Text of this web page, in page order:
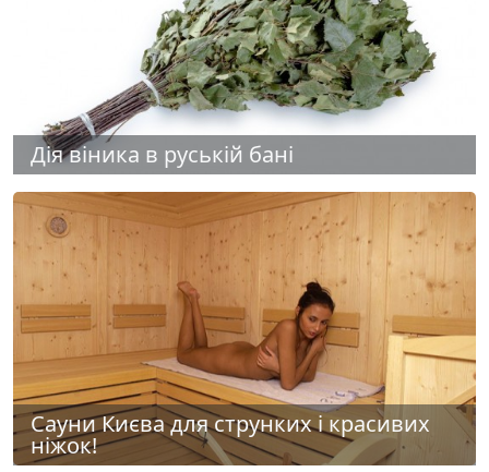
Дія віника в руській бані
Сауни Києва для струнких і красивих
ніжок!